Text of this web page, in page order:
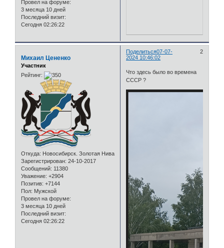
Провел на форуме:
3 месяца 10 дней
Последний визит:
Сегодня 02:26:22
Поделиться 2
07-07-
2024 10:46:02
Михаил Цененко
Участник
Рейтинг:
Откуда: Новосибирск. Золотая Нива
Зарегистрирован: 24-10-2017
Сообщений: 11380
Уважение: +2904
Позитив: +7144
Пол: Мужской
Провел на форуме:
3 месяца 10 дней
Последний визит:
Сегодня 02:26:22
Что здесь было во времена
СССР ?